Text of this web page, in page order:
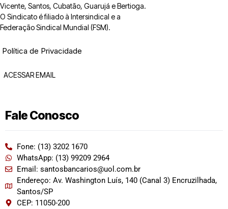
Vicente, Santos, Cubatão, Guarujá e Bertioga.
O Sindicato é filiado à Intersindical e a
Federação Sindical Mundial (FSM).
Política de Privacidade
ACESSAR EMAIL
Fale Conosco
Fone: (13) 3202 1670
WhatsApp: (13) 99209 2964
Email: santosbancarios@uol.com.br
Endereço: Av. Washington Luís, 140 (Canal 3) Encruzilhada,
Santos/SP
CEP: 11050-200